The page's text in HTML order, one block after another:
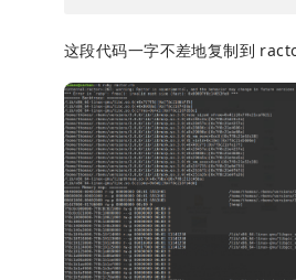
这段代码一字不差地复制到